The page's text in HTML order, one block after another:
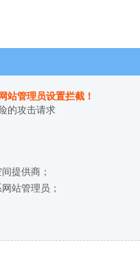
站管理员设置拦截！
的攻击请求
提供商；
站管理员；